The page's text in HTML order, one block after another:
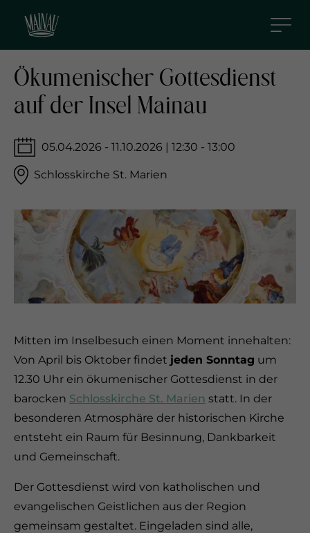
Ökumenischer Gottesdienst
auf der Insel Mainau
05.04.2026 - 11.10.2026 | 12:30 - 13:00
Schlosskirche St. Marien
Mitten im Inselbesuch einen Moment innehalten:
Von April bis Oktober findet jeden Sonntag um
12.30 Uhr ein ökumenischer Gottesdienst in der
barocken Schlosskirche St. Marien statt. In der
besonderen Atmosphäre der historischen Kirche
entsteht ein Raum für Besinnung, Dankbarkeit
und Gemeinschaft.
Der Gottesdienst wird von katholischen und
evangelischen Geistlichen aus der Region
gemeinsam gestaltet. Eingeladen sind alle,